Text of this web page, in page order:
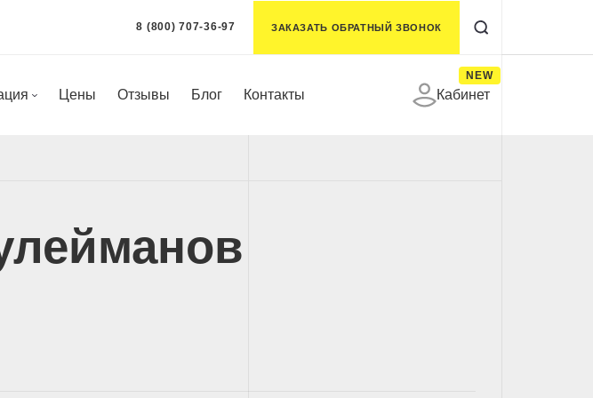
8 (800) 707-36-97 ЗАКАЗАТЬ ОБРАТНЫЙ ЗВОНОК
Цены Отзывы Блог Контакты Кабинет
NEW